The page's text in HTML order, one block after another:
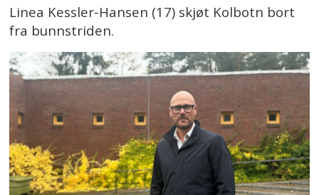
Linea Kessler-Hansen (17) skjøt Kolbotn bort
fra bunnstriden.